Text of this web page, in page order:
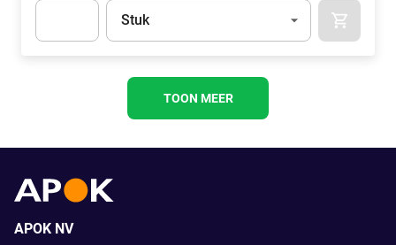
Eenheid
Stuk
TOON MEER
APOK NV